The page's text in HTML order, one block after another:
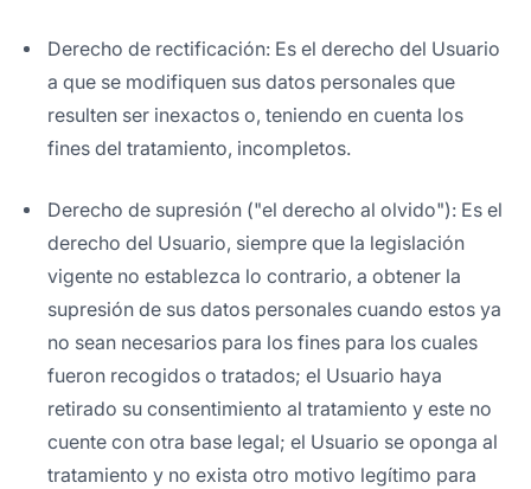
Derecho de rectificación: Es el derecho del Usuario
a que se modifiquen sus datos personales que
resulten ser inexactos o, teniendo en cuenta los
fines del tratamiento, incompletos.
Derecho de supresión ("el derecho al olvido"): Es el
derecho del Usuario, siempre que la legislación
vigente no establezca lo contrario, a obtener la
supresión de sus datos personales cuando estos ya
no sean necesarios para los fines para los cuales
fueron recogidos o tratados; el Usuario haya
retirado su consentimiento al tratamiento y este no
cuente con otra base legal; el Usuario se oponga al
tratamiento y no exista otro motivo legítimo para